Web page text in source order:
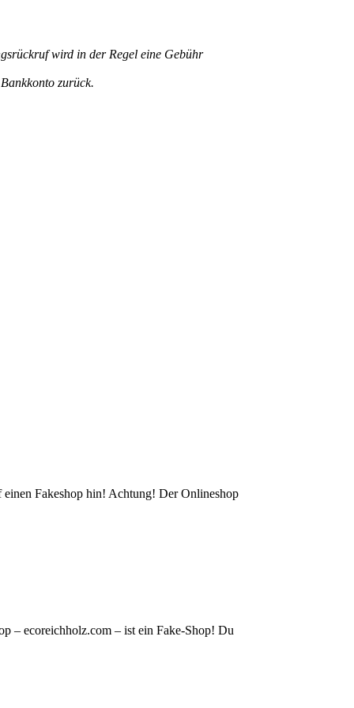
wird in der Regel eine Gebühr
zurück.
Fakeshop hin! Achtung! Der Onlineshop
– ecoreichholz.com – ist ein Fake-Shop! Du